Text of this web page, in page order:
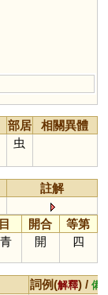
部居
相關異體
虫
註解
開合
等第
青 開 四
詞例(解釋) / 備